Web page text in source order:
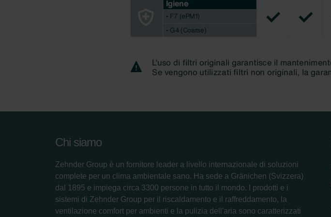
Chi siamo
Zehnder Group è un fornitore leader a livello internazionale di soluzioni
complete per un clima ambientale sano. Ha sede a Gränichen (Svizzera)
dal 1895 e impiega circa 3300 persone in tutto il mondo. I prodotti e i
sistemi di Zehnder Group per il riscaldamento e il raffreddamento, la
ventilazione comfort per ambienti e la pulizia dell'aria sono caratterizzati